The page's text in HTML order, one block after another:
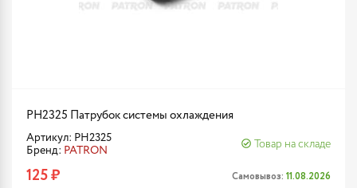
PH2325 Патрубок системы охлаждения
Артикул: PH2325
Бренд: PATRON
Товар на складе
125 ₽ Самовывоз: 11.08.2026